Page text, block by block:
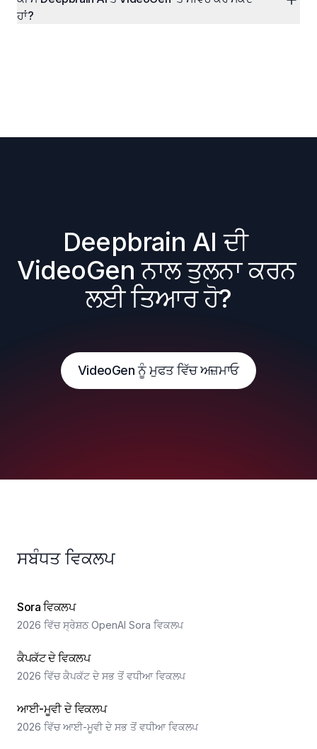
ਹਾਂ?
Deepbrain AI ਦੀ
VideoGen ਨਾਲ ਤੁਲਨਾ ਕਰਨ
ਲਈ ਤਿਆਰ ਹੋ?
VideoGen ਨੂੰ ਮੁਫਤ ਵਿੱਚ ਅਜ਼ਮਾਓ
ਸਬੰਧਤ ਵਿਕਲਪ
Sora ਵਿਕਲਪ
2026 ਵਿੱਚ ਸ੍ਰੇਸ਼ਠ OpenAI Sora ਵਿਕਲਪ
ਕੈਪਕੱਟ ਦੇ ਵਿਕਲਪ
2026 ਵਿੱਚ ਕੈਪਕੱਟ ਦੇ ਸਭ ਤੋਂ ਵਧੀਆ ਵਿਕਲਪ
ਆਈ-ਮੂਵੀ ਦੇ ਵਿਕਲਪ
2026 ਵਿੱਚ ਆਈ-ਮੂਵੀ ਦੇ ਸਭ ਤੋਂ ਵਧੀਆ ਵਿਕਲਪ